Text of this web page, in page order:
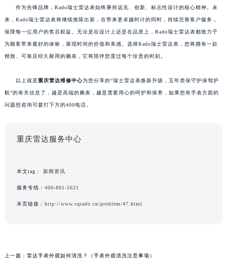
作为先锋品牌，Rado瑞士雷达表始终秉持远见、创新、标志性设计的核心精神。未
来，Rado瑞士雷达表将继续推陈出新，在带来更卓越时计的同时，持续完善客户服务，
保障每一位用户的售后权益。无论是在设计上还是在品质上，Rado瑞士雷达表都致力于
为顾客带来最好的体验，展现时间的价值和美感。选择Rado瑞士雷达表，您将拥有一款
精致、可靠且经久耐用的腕表，它将陪伴您度过每个珍贵的时刻。
以上就是重庆雷达维修中心为您分享的“瑞士雷达表焕新升级，五年质保守护保驾护
航”的有关信息了，越是高端的腕表，越是需要用心的呵护和保养，如果您有手表方面的
问题想咨询可拨打下方的400电话。
重庆雷达服务中心
本文tag： 新闻资讯
服务专线： 400-801-5621
本页链接： http://www.cqrado.cn/problem/47.html
上一篇： 雷达手表外观如何清洗？（手表外观清洗注意事项）